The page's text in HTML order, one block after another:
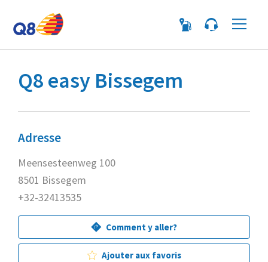
Q8 easy Bissegem
Adresse
Meensesteenweg 100
8501 Bissegem
+32-32413535
Comment y aller?
Ajouter aux favoris